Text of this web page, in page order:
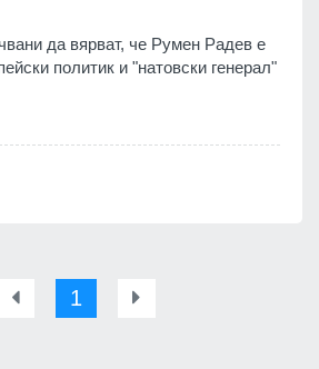
да вярват, че Румен Радев е
политик и "натовски генерал"
1